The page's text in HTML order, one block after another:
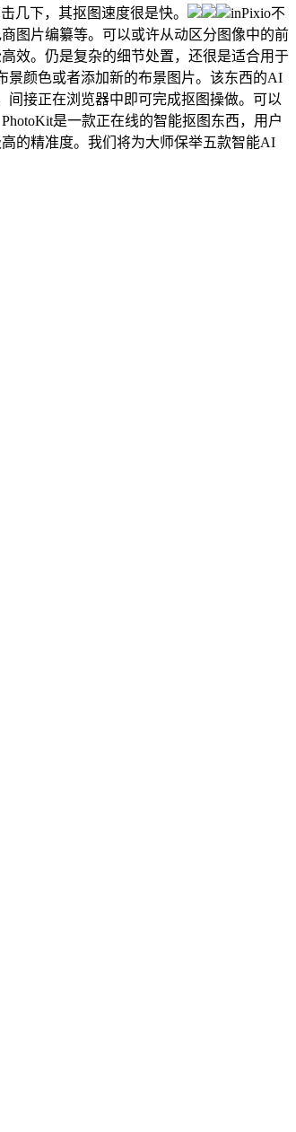
几下，其抠图速度很是快。
inPixio不
图片编纂等。可以或许从动区分图像中的前
效。仍是复杂的细节处置，还很是适合用于
景颜色或者添加新的布景图片。该东西的AI
间接正在浏览器中即可完成抠图操做。可以
是一款正在线的智能抠图东西，用户
的精准度。我们将为大师保举五款智能AI